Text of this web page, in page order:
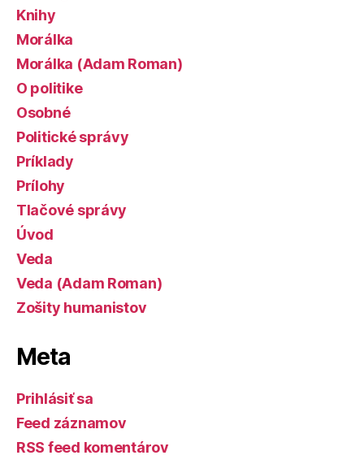
Knihy
Morálka
Morálka (Adam Roman)
O politike
Osobné
Politické správy
Príklady
Prílohy
Tlačové správy
Úvod
Veda
Veda (Adam Roman)
Zošity humanistov
Meta
Prihlásiť sa
Feed záznamov
RSS feed komentárov